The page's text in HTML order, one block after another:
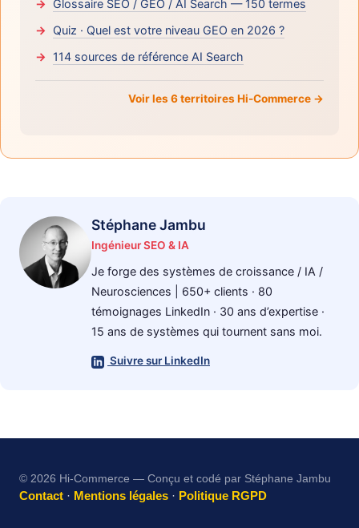
Glossaire SEO / GEO / AI Search — 150 termes
Quiz · Quel est votre niveau GEO en 2026 ?
114 sources de référence AI Search
Voir les 6 territoires Hi-Commerce →
Stéphane Jambu
Ingénieur SEO & IA
Je forge des systèmes de croissance / IA /
Neurosciences | 650+ clients · 80
témoignages LinkedIn · 30 ans d’expertise ·
15 ans de systèmes qui tournent sans moi.
Suivre sur LinkedIn
© 2026 Hi-Commerce — Conçu et codé par Stéphane Jambu
Contact · Mentions légales · Politique RGPD